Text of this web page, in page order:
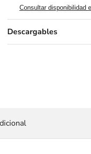
Consultar disponibilidad
Descargables